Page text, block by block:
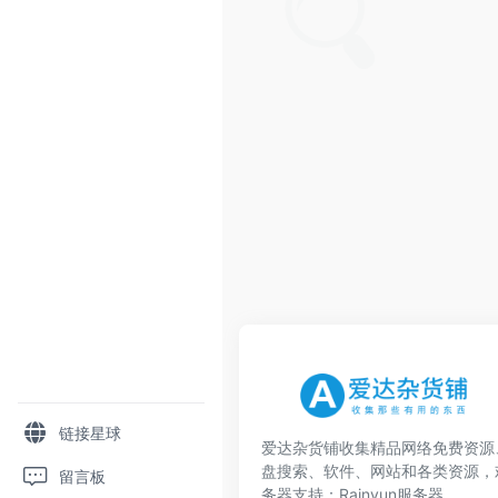
链接星球
留言板
爱达杂货铺收集精品网络免费资
盘搜索、软件、网站和各类资源
务器支持： Rainyun服务器